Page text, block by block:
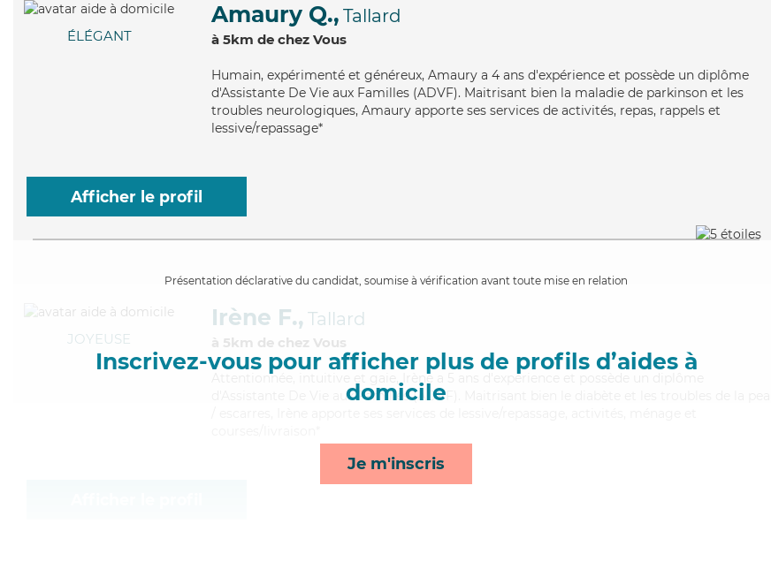
ÉLÉGANT
Amaury Q., Tallard
à 5km de chez Vous
Humain, expérimenté et généreux, Amaury a 4 ans d'expérience et possède un diplôme
d'Assistante De Vie aux Familles (ADVF). Maitrisant bien la maladie de parkinson et les
troubles neurologiques, Amaury apporte ses services de activités, repas, rappels et
lessive/repassage*
Afficher le profil
Présentation déclarative du candidat, soumise à vérification avant toute mise en relation
Inscrivez-vous pour afficher plus de profils d’aides à
domicile
Je m'inscris
JOYEUSE
Irène F., Tallard
à 5km de chez Vous
Attentionnée
, intuitive et gaie, Irène a 5 ans d'expérience et possède un diplôme
d'Assistante De Vie aux Familles (ADVF). Maitrisant bien le diabète et les troubles de la peau